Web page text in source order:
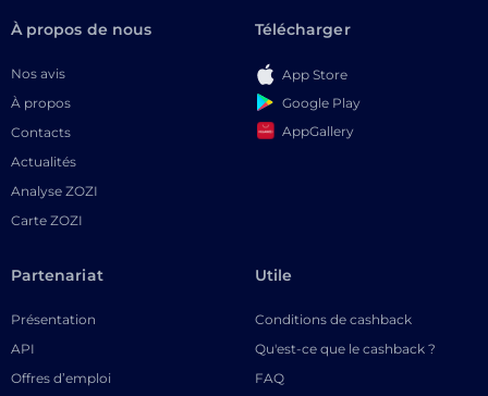
À propos de nous
Nos avis
À propos
Contacts
Actualités
Analyse ZOZI
Carte ZOZI
Télécharger
App Store
Google Play
AppGallery
Partenariat
Présentation
API
Offres d’emploi
Utile
Conditions de cashback
Qu'est-ce que le cashback ?
FAQ